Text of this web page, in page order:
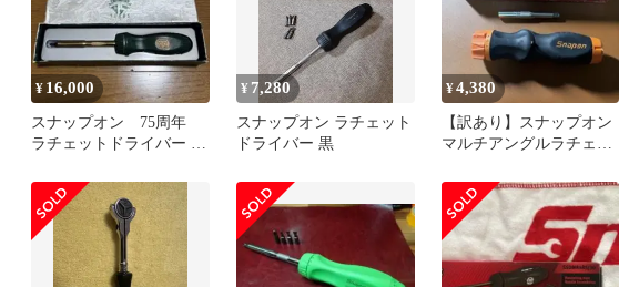
¥ 16,000
スナップオン 75周年
ラチェットドライバー 未
¥ 7,280
スナップオン ラチェット
ドライバー 黒
¥4,380
【訳あり】スナップオン
マルチアングルラチェッ
SGDMRCE44